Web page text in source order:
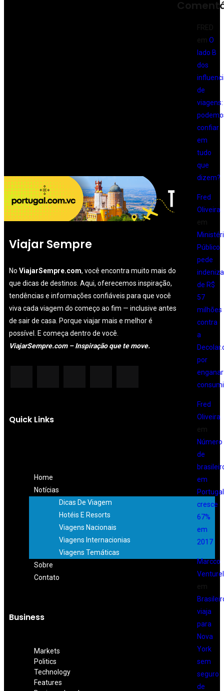
FRED
em O
lado B
dos
de
viagens:
confiar
em
tudo
que
dizem?
Fred
Oliveira
em
Público
pede
de R$
57
milhões
contra
a
por
enganar
Fred
Oliveira
em
Número
de
em
Portugal
cresce
67%
em
2017
Marcco
em
viaja
para
Nova
York
sem
seguro
de
Viajar Sempre
No ViajarSempre.com, você encontra muito mais do
que dicas de destinos. Aqui, oferecemos inspiração,
tendências e informações confiáveis para que você
viva cada viagem do começo ao fim — inclusive antes
de sair de casa. Porque viajar mais e melhor é
possível. E começa dentro de você.
ViajarSempre.com – Inspiração que te move.
Quick Links
Home
Notícias
Dicas De Viagem
Hotéis E Resorts
Viagens Nacionais
Viagens Internacionias
Viagens Temáticas
Sobre
Contato
Business
Markets
Politics
Technology
Features